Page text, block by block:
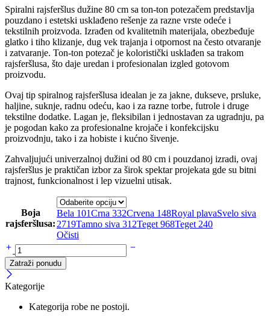
Spiralni rajsferšlus dužine 80 cm sa ton-ton potezačem predstavlja
pouzdano i estetski usklađeno rešenje za razne vrste odeće i
tekstilnih proizvoda. Izrađen od kvalitetnih materijala, obezbeđuje
glatko i tiho klizanje, dug vek trajanja i otpornost na često otvaranje
i zatvaranje. Ton-ton potezač je koloristički usklađen sa trakom
rajsferšlusa, što daje uredan i profesionalan izgled gotovom
proizvodu.
Ovaj tip spiralnog rajsferšlusa idealan je za jakne, dukseve, prsluke,
haljine, suknje, radnu odeću, kao i za razne torbe, futrole i druge
tekstilne dodatke. Lagan je, fleksibilan i jednostavan za ugradnju, pa
je pogodan kako za profesionalne krojače i konfekcijsku
proizvodnju, tako i za hobiste i kućno šivenje.
Zahvaljujući univerzalnoj dužini od 80 cm i pouzdanoj izradi, ovaj
rajsferšlus je praktičan izbor za širok spektar projekata gde su bitni
trajnost, funkcionalnost i lep vizuelni utisak.
Boja
rajsferšlusa:
Bela 101Crna 332Crvena 148Royal plavaSvelo siva
2719Tamno siva 312Teget 968Teget 240
Očisti
Zatraži ponudu
Kategorije
Kategorija robe ne postoji.